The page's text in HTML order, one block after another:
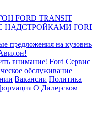
FORD TRANSIT
С НАДСТРОЙКАМИ
предложения на
внимание! Ford Сервис
обслуживание
Вакансии Политика
О Дилерском